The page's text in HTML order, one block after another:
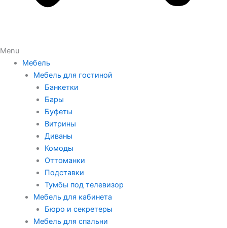
Menu
Мебель
Мебель для гостиной
Банкетки
Бары
Буфеты
Витрины
Диваны
Комоды
Оттоманки
Подставки
Тумбы под телевизор
Мебель для кабинета
Бюро и секретеры
Мебель для спальни